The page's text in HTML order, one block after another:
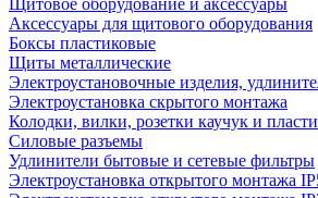
Щитовое оборудование и аксессуары
Аксессуары для щитового оборудования
Боксы пластиковые
Щиты металлические
Электроустановочные изделия,
Электроустановка скрытого монтажа
Колодки, вилки, розетки каучук и
Силовые разъемы
Удлинители бытовые и сетевые фильтры
Электроустановка открытого монтажа